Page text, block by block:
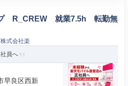
R_CREW 就業7.5h 転勤無
式会社楽
員へ
早良区西新